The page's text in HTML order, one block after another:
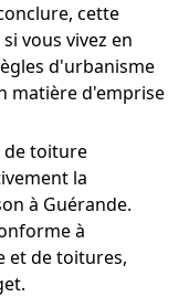
cette
vous vivez en
d'urbanisme
matière d'emprise
de toiture
la
à Guérande.
à
et de toitures,